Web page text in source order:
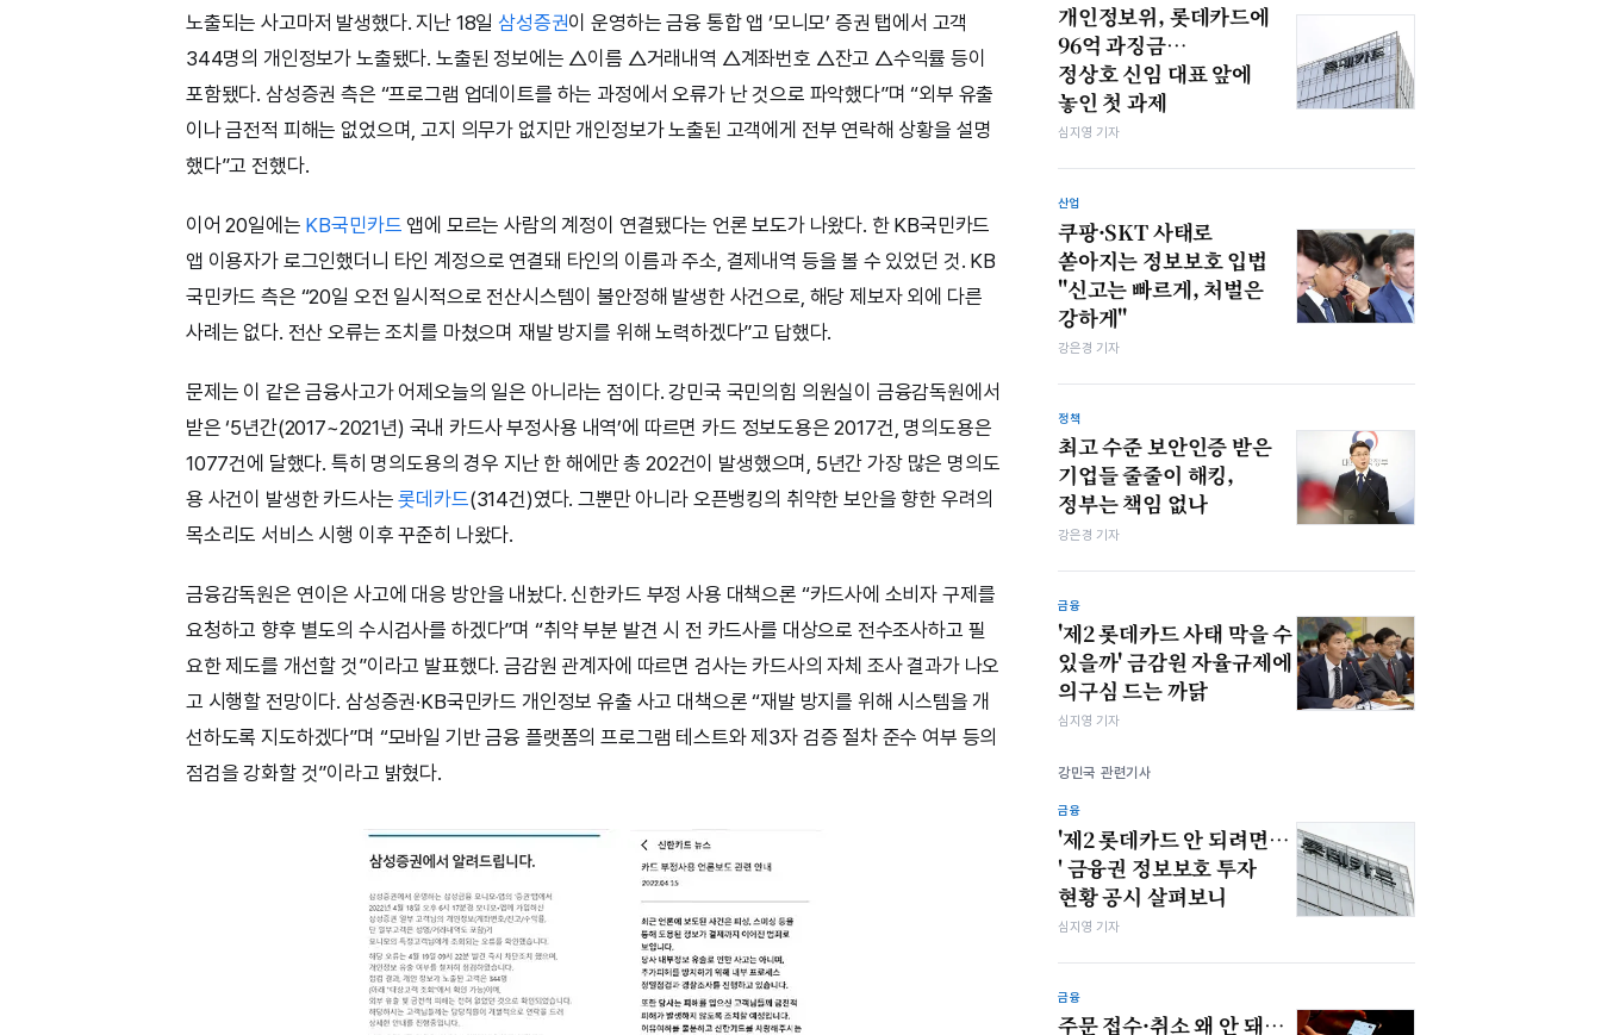
노출되는 사고마저 발생했다. 지난 18일삼성증권이 운영하는 금융 통합 앱 ‘모니모’ 증권 탭에서 고객
344명의 개인정보가 노출됐다. 노출된 정보에는 △이름 △거래내역 △계좌번호 △잔고 △수익률 등이
포함됐다. 삼성증권 측은 “프로그램 업데이트를 하는 과정에서 오류가 난 것으로 파악했다”며 “외부 유출
이나 금전적 피해는 없었으며, 고지 의무가 없지만 개인정보가 노출된 고객에게 전부 연락해 상황을 설명
했다”고 전했다.
이어 20일에는 KB국민카드 앱에 모르는 사람의 계정이 연결됐다는 언론 보도가 나왔다. 한 KB국민카드
앱 이용자가 로그인했더니 타인 계정으로 연결돼 타인의 이름과 주소, 결제내역 등을 볼 수 있었던 것. KB
국민카드 측은 “20일 오전 일시적으로 전산시스템이 불안정해 발생한 사건으로, 해당 제보자 외에 다른
사례는 없다. 전산 오류는 조치를 마쳤으며 재발 방지를 위해 노력하겠다”고 답했다.
문제는 이 같은 금융사고가 어제오늘의 일은 아니라는 점이다. 강민국 국민의힘 의원실이 금융감독원에서
받은 ‘5년간(2017~2021년) 국내 카드사 부정사용 내역’에 따르면 카드 정보도용은 2017건, 명의도용은
1077건에 달했다. 특히 명의도용의 경우 지난 한 해에만 총 202건이 발생했으며, 5년간 가장 많은 명의도
용 사건이 발생한 카드사는롯데카드(314건)였다. 그뿐만 아니라 오픈뱅킹의 취약한 보안을 향한 우려의
목소리도 서비스 시행 이후 꾸준히 나왔다.
금융감독원은 연이은 사고에 대응 방안을 내놨다. 신한카드 부정 사용 대책으론 “카드사에 소비자 구제를
요청하고 향후 별도의 수시검사를 하겠다”며 “취약 부분 발견 시 전 카드사를 대상으로 전수조사하고 필
요한 제도를 개선할 것”이라고 발표했다. 금감원 관계자에 따르면 검사는 카드사의 자체 조사 결과가 나오
고 시행할 전망이다. 삼성증권·KB국민카드 개인정보 유출 사고 대책으론 “재발 방지를 위해 시스템을 개
선하도록 지도하겠다”며 “모바일 기반 금융 플랫폼의 프로그램 테스트와 제3자 검증 절차 준수 여부 등의
점검을 강화할 것”이라고 밝혔다.
개인정보위, 롯데카드에
96억 과징금…
정상호 신임 대표 앞에
놓인 첫 과제
심지영 기자
산업
쿠팡·SKT 사태로
쏟아지는 정보보호 입법
"신고는 빠르게, 처벌은
강하게"
강은경 기자
정책
최고 수준 보안인증 받은
기업들 줄줄이 해킹,
정부는 책임 없나
강은경 기자
금융
'제2 롯데카드 사태 막을 수
있을까' 금감원 자율규제에
의구심 드는 까닭
심지영 기자
강민국 관련기사
금융
'제2 롯데카드 안 되려면…
' 금융권 정보보호 투자
현황 공시 살펴보니
심지영 기자
금융
주문 접수·취소 왜 안 돼…